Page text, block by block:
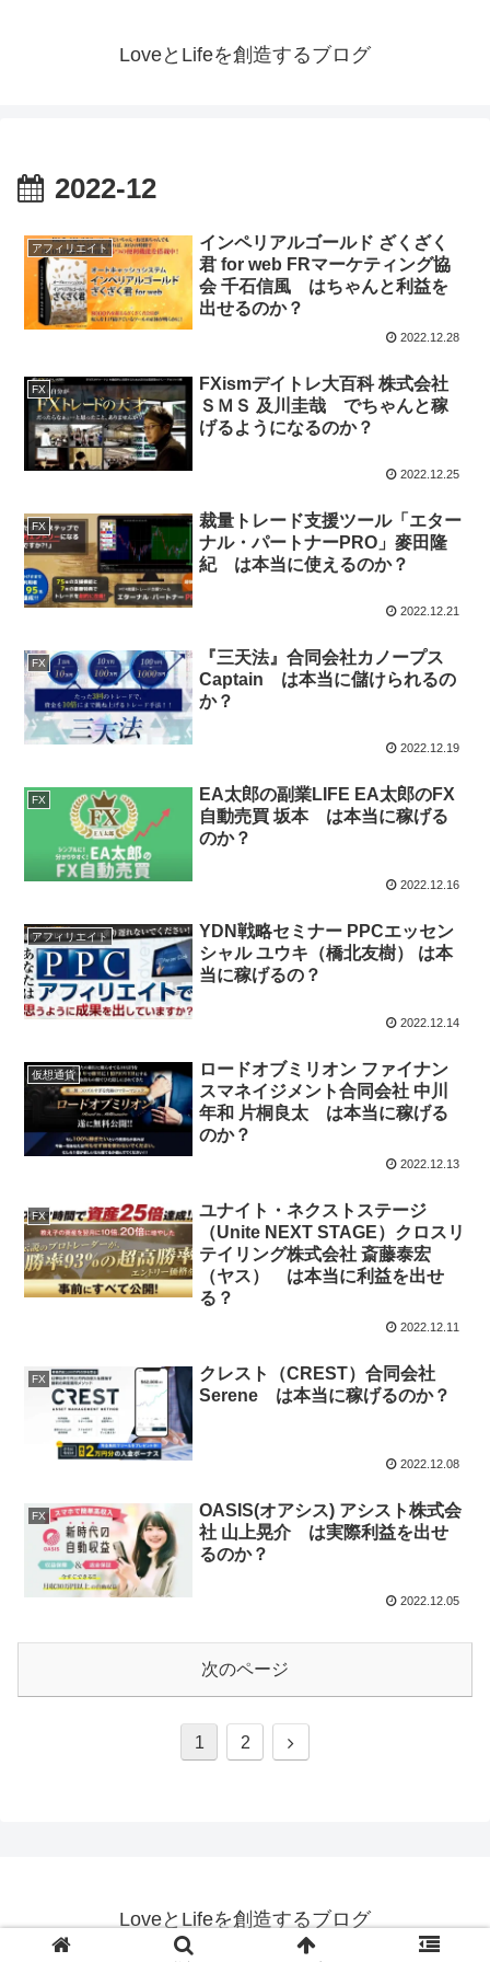
LoveとLifeを創造するブログ
2022-12
アフィリエイト
インペリアルゴールド ざくざく
君 for web FRマーケティング協
会 千石信風 はちゃんと利益を
出せるのか？
2022.12.28
FX
FXismデイトレ大百科 株式会社
ＳＭＳ 及川圭哉 でちゃんと稼
げるようになるのか？
2022.12.25
FX
裁量トレード支援ツール「エター
ナル・パートナーPRO」麥田隆
紀 は本当に使えるのか？
2022.12.21
FX
『三天法』合同会社カノープス
Captain は本当に儲けられるの
か？
2022.12.19
FX
EA太郎の副業LIFE EA太郎のFX
自動売買 坂本 は本当に稼げる
のか？
2022.12.16
アフィリエイト
YDN戦略セミナー PPCエッセン
シャル ユウキ（橋北友樹） は本
当に稼げるの？
2022.12.14
仮想通貨
ロードオブミリオン ファイナン
スマネイジメント合同会社 中川
年和 片桐良太 は本当に稼げる
のか？
2022.12.13
FX
ユナイト・ネクストステージ
（Unite NEXT STAGE）クロスリ
テイリング株式会社 斎藤泰宏
（ヤス） は本当に利益を出せ
る？
2022.12.11
FX
クレスト（CREST）合同会社
Serene は本当に稼げるのか？
2022.12.08
FX
OASIS(オアシス) アシスト株式会
社 山上晃介 は実際利益を出せ
るのか？
2022.12.05
次のページ
1 2
次
LoveとLifeを創造するブログ
© 2022-2026 LoveとLifeを創造するブログ.